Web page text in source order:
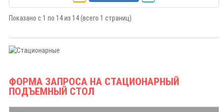
Показано с 1 по 14 из 14 (всего 1 страниц)
ФОРМА ЗАПРОСА НА СТАЦИОНАРНЫЙ
ПОДЪЕМНЫЙ СТОЛ